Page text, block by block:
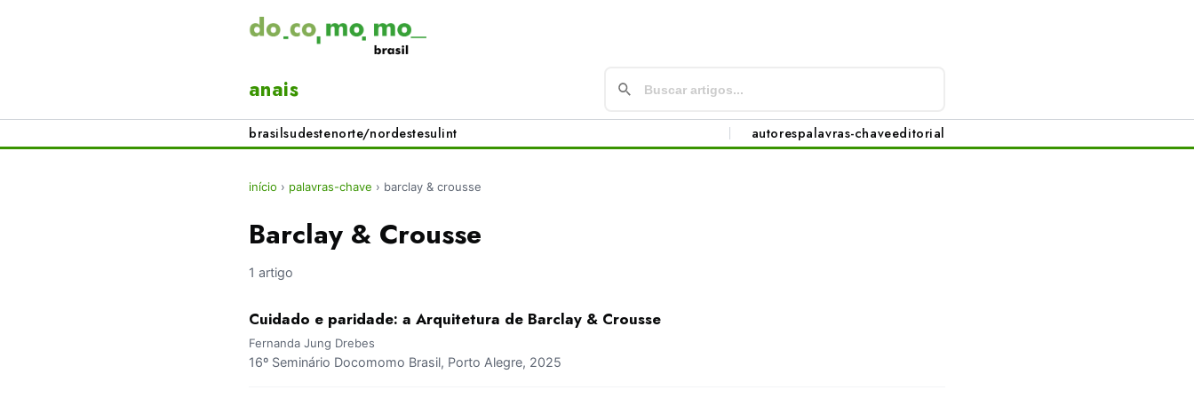
anais
brasilsudestenorte/nordestesulint autorespalavras-chaveeditorial
início › palavras-chave › barclay & crousse
Barclay & Crousse
1 artigo
Cuidado e paridade: a Arquitetura de Barclay & Crousse
Fernanda Jung Drebes
16º Seminário Docomomo Brasil, Porto Alegre, 2025